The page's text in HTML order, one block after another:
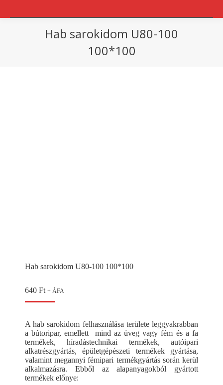
Hab sarokidom U80-100
100*100
Hab sarokidom U80-100 100*100
640 Ft + ÁFA
A hab sarokidom felhasználása területe leggyakrabban
a bútoripar, emellett mind az üveg vagy fém és a fa
termékek, híradástechnikai termékek, autóipari
alkatrészgyártás, épületgépészeti termékek gyártása,
valamint megannyi fémipari termékgyártás során kerül
alkalmazásra. Ebből az alapanyagokból gyártott
termékek előnye: